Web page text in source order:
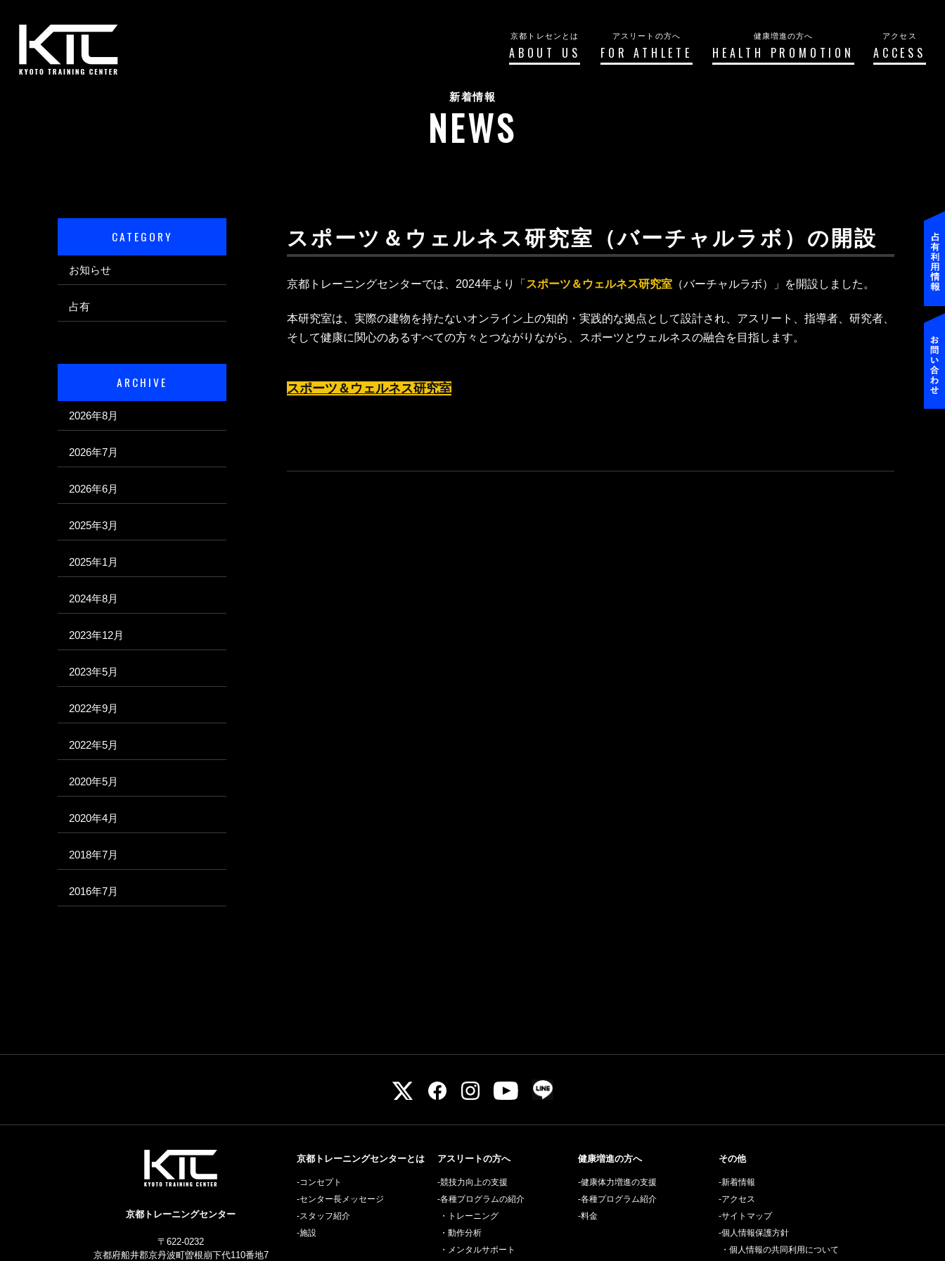
京都トレセンとは
ABOUT US
アスリートの方へ
FOR ATHLETE
健康増進の方へ
HEALTH PROMOTION
アクセス
ACCESS
新着情報
NEWS
スポーツ＆ウェルネス研究室（バーチャルラボ）の開設
京都トレーニングセンターでは、2024年より「 スポーツ＆ウェルネス研究室 （バーチャルラボ）」を開設しました。
本研究室は、実際の建物を持たないオンライン上の知的・実践的な拠点として設計され、アスリート、指導者、研究者、
そして健康に関心のあるすべての方々とつながりながら、スポーツとウェルネスの融合を目指します。
スポーツ＆ウェルネス研究室
CATEGORY
お知らせ
占有
ARCHIVE
2026年8月
2026年7月
2026年6月
2025年3月
2025年1月
2024年8月
2023年12月
2023年5月
2022年9月
2022年5月
2020年5月
2020年4月
2018年7月
2016年7月
京都トレーニングセンター
〒622-0232
京都府船井郡京丹波町曽根崩下代110番地7
京都トレーニングセンターとは
-コンセプト
-センター長メッセージ
-スタッフ紹介
-施設
アスリートの方へ
-競技力向上の支援
-各種プログラムの紹介
・トレーニング
・動作分析
・メンタルサポート
健康増進の方へ
-健康体力増進の支援
-各種プログラム紹介
-料金
その他
-新着情報
-アクセス
-サイトマップ
-個人情報保護方針
・個人情報の共同利用について